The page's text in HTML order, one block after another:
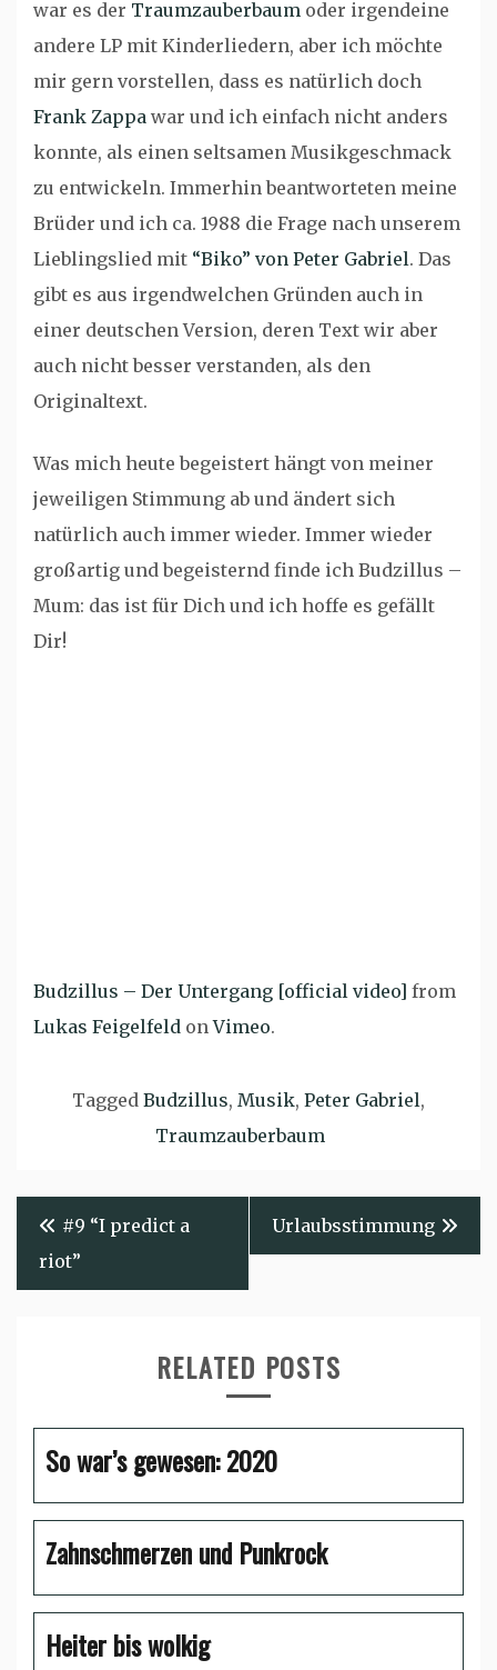
war es der Traumzauberbaum oder irgendeine
andere LP mit Kinderliedern, aber ich möchte
mir gern vorstellen, dass es natürlich doch
Frank Zappa war und ich einfach nicht anders
konnte, als einen seltsamen Musikgeschmack
zu entwickeln. Immerhin beantworteten meine
Brüder und ich ca. 1988 die Frage nach unserem
Lieblingslied mit “Biko” von Peter Gabriel. Das
gibt es aus irgendwelchen Gründen auch in
einer deutschen Version, deren Text wir aber
auch nicht besser verstanden, als den
Originaltext.
Was mich heute begeistert hängt von meiner
jeweiligen Stimmung ab und ändert sich
natürlich auch immer wieder. Immer wieder
großartig und begeisternd finde ich Budzillus –
Mum: das ist für Dich und ich hoffe es gefällt
Dir!
Budzillus – Der Untergang [official video] from
Lukas Feigelfeld onVimeo.
Tagged Budzillus, Musik, Peter Gabriel,
Traumzauberbaum
Beitragsnavigation
#9 “I predict a
riot”
Urlaubsstimmung
RELATED POSTS
So war’s gewesen: 2020
Zahnschmerzen und Punkrock
Heiter bis wolkig